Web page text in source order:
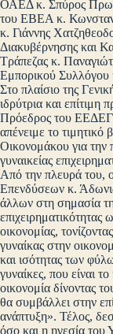
ΟΑΕΔ κ. Σπύρος
του ΕΒΕΑ κ.
κ. Γιάννης
Διακυβέρνησης και
Τράπεζας κ.
Εμπορικού Συλλόγου
Στο πλαίσιο της
ιδρύτρια και
Πρόεδρος του
απένειμε το τιμητικό
Οικονομάκου για την
γυναικείας
Από την πλευρά του,
Επενδύσεων κ.
άλλων στη σημασία
επιχειρηματικότητας
οικονομίας,
γυναίκας στην
και ισότητας των
γυναίκες, που είναι
οικονομία δίνοντας
θα συμβάλλει στην
ανάπτυξη». Τέλος,
όσο και η ηγεσία του